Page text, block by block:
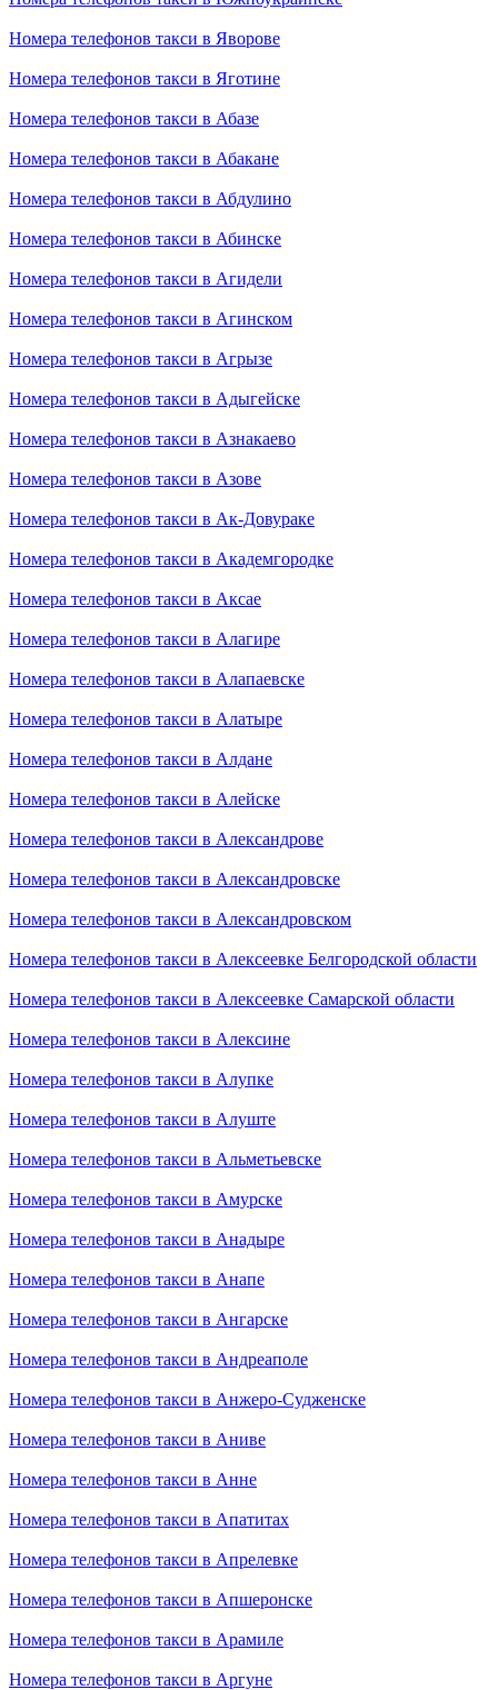
Номера телефонов такси в Яворове
Номера телефонов такси в Яготине
Номера телефонов такси в Абазе
Номера телефонов такси в Абакане
Номера телефонов такси в Абдулино
Номера телефонов такси в Абинске
Номера телефонов такси в Агидели
Номера телефонов такси в Агинском
Номера телефонов такси в Агрызе
Номера телефонов такси в Адыгейске
Номера телефонов такси в Азнакаево
Номера телефонов такси в Азове
Номера телефонов такси в Ак-Довураке
Номера телефонов такси в Академгородке
Номера телефонов такси в Аксае
Номера телефонов такси в Алагире
Номера телефонов такси в Алапаевске
Номера телефонов такси в Алатыре
Номера телефонов такси в Алдане
Номера телефонов такси в Алейске
Номера телефонов такси в Александрове
Номера телефонов такси в Александровске
Номера телефонов такси в Александровском
Номера телефонов такси в Алексеевке Белгородской области
Номера телефонов такси в Алексеевке Самарской области
Номера телефонов такси в Алексине
Номера телефонов такси в Алупке
Номера телефонов такси в Алуште
Номера телефонов такси в Альметьевске
Номера телефонов такси в Амурске
Номера телефонов такси в Анадыре
Номера телефонов такси в Анапе
Номера телефонов такси в Ангарске
Номера телефонов такси в Андреаполе
Номера телефонов такси в Анжеро-Судженске
Номера телефонов такси в Аниве
Номера телефонов такси в Анне
Номера телефонов такси в Апатитах
Номера телефонов такси в Апрелевке
Номера телефонов такси в Апшеронске
Номера телефонов такси в Арамиле
Номера телефонов такси в Аргуне